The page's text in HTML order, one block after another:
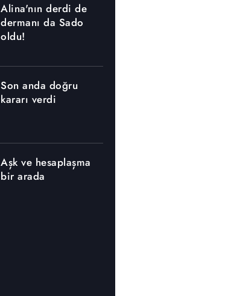
Alina'nın derdi de
dermanı da Sado
oldu!
Son anda doğru
kararı verdi
Aşk ve hesaplaşma
bir arada